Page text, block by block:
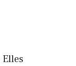
Elles